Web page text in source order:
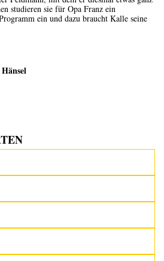
studieren sie für Opa Franz ein
ein und dazu braucht Kalle seine